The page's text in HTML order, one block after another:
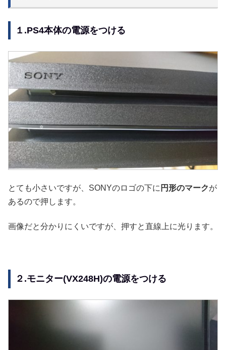
１.PS4本体の電源をつける
とても小さいですが、SONYのロゴの下に 円形のマークが
あるので押します。
画像だと分かりにくいですが、押すと直線上に光ります。
２.モニター(VX248H)の電源をつける